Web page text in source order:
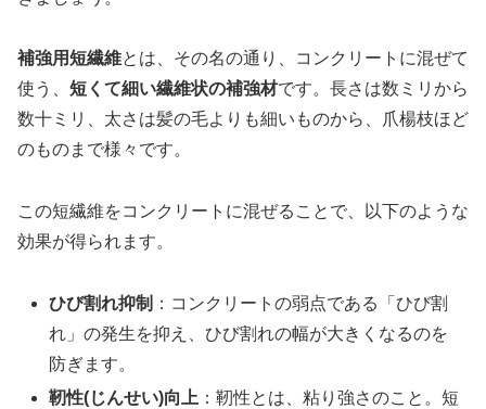
補強用短繊維とは、その名の通り、コンクリートに混ぜて
使う、 短くて細い繊維状の補強材です。長さは数ミリから
数十ミリ、太さは髪の毛よりも細いものから、爪楊枝ほど
のものまで様々です。
この短繊維をコンクリートに混ぜることで、以下のような
効果が得られます。
ひび割れ抑制 ：コンクリートの弱点である「ひび割
れ」の発生を抑え、ひび割れの幅が大きくなるのを
防ぎます。
靭性(じんせい)向上 ：靭性とは、粘り強さのこと。短